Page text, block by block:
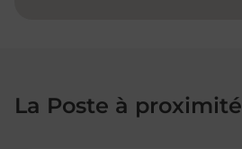
La Poste à proximité